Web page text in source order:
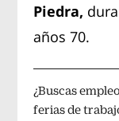
Piedra,
años 70.
¿Buscas
ferias de